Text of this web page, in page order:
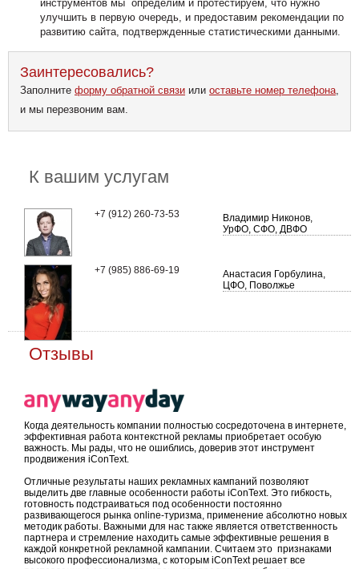
инструментов мы определим и протестируем, что нужно
улучшить в первую очередь, и предоставим рекомендации по
развитию сайта, подтвержденные статистическими данными.
Заинтересовались?
Заполните форму обратной связи или оставьте номер телефона
и мы перезвоним вам.
К вашим услугам
Владимир Никонов,
УрФО, СФО, ДВФО
+7 (912) 260-73-53
Анастасия Горбулина,
ЦФО, Поволжье
+7 (985) 886-69-19
Отзывы
Когда деятельность компании полностью сосредоточена в интернете,
эффективная работа контекстной рекламы приобретает особую
важность. Мы рады, что не ошиблись, доверив этот инструмент
продвижения iConText.
Отличные результаты наших рекламных кампаний позволяют
выделить две главные особенности работы iConText. Это гибкость,
готовность подстраиваться под особенности постоянно
развивающегося рынка online-туризма, применение абсолютно новых
методик работы. Важными для нас также является ответственность
партнера и стремление находить самые эффективные решения в
каждой конкретной рекламной кампании. Считаем это признаками
высокого профессионализма, с которым iConText решает все